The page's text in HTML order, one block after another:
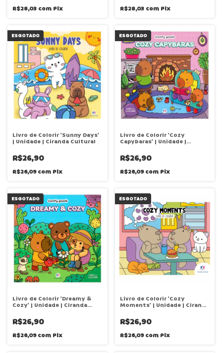
R$28,03 com Pix R$28,03 com Pix
ESGOTADO
Livro de Colorir 'Sunny Days'
| Unidade | Ciranda Cultural
R$26,90
R$26,09com Pix
ESGOTADO
Livro de Colorir 'Cozy
Capybaras' | Unidade |
R$26,90
R$26,09com Pix
ESGOTADO
Livro de Colorir 'Dreamy &
Cozy' | Unidade | Ciranda
R$26,90
R$26,09com Pix
ESGOTADO
Livro de Colorir 'Cozy
Moments' | Unidade | Ciranda
R$26,90
R$26,09com Pix